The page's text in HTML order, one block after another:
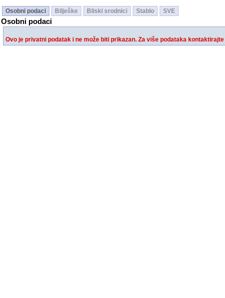
Osobni podaci Bilješke Bliski srodnici Stablo SVE
Osobni podaci
Ovo je privatni podatak i ne može biti prikazan. Za više podataka kontaktirajte